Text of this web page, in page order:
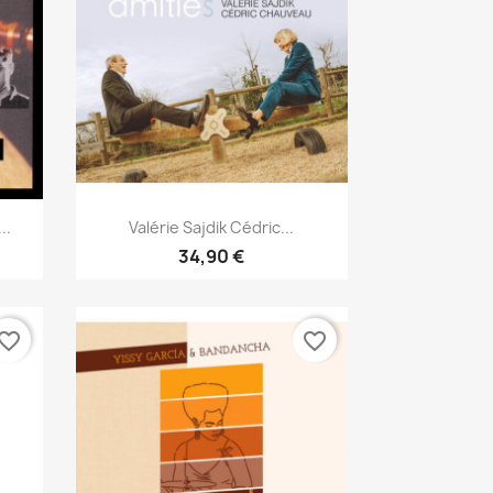
Aperçu rapide
Valérie Sajdik Cédric...
34,90 €
favorite_border